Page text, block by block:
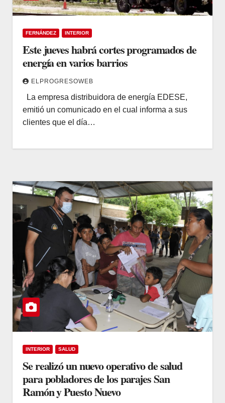
FERNÁNDEZ INTERIOR
Este jueves habrá cortes programados de
energía en varios barrios
ELPROGRESOWEB
La empresa distribuidora de energía EDESE,
emitió un comunicado en el cual informa a sus
clientes que el día…
INTERIOR SALUD
Se realizó un nuevo operativo de salud
para pobladores de los parajes San
Ramón y Puesto Nuevo